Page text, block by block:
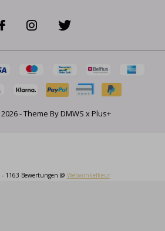
2026- Theme ByDMWS x Plus+
- 1163 Bewertungen @ Webwinkelkeur